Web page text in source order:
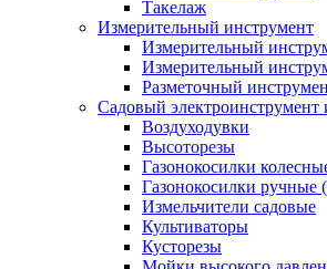
Такелаж
Измерительный инструмент
Измерительный
Измерительный
Разметочный
Садовый электроинструмент
Воздуходувки
Высоторезы
Газонокосилки
Газонокосилки ручные
Измельчители садовые
Культиваторы
Кусторезы